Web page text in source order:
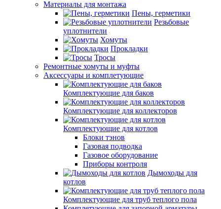
Материалы для монтажа
Пены, герметики
Резьбовые
уплотнители
Хомуты
Прокладки
Тросы
Ремонтные хомуты и муфты
Аксессуары и комплетующие
Комплектующие для баков
Комплектующие для коллекторов
Комплектующие для котлов
Блоки тэнов
Газовая подводка
Газовое оборудование
Приборы контроля
Дымоходы для
котлов
Комплектующие для труб теплого пола